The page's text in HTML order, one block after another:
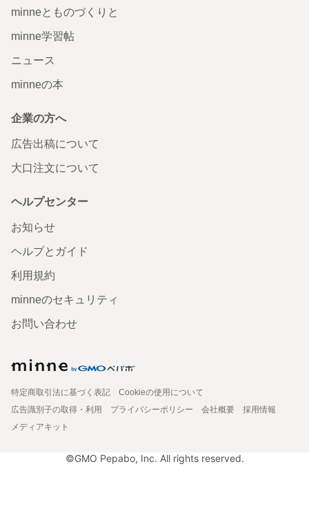
minneとものづくりと
minne学習帖
ニュース
minneの本
企業の方へ
広告出稿について
大口注文について
ヘルプセンター
お知らせ
ヘルプとガイド
利用規約
minneのセキュリティ
お問い合わせ
特定商取引法に基づく表記
Cookieの使用について
広告識別子の取得・利用
プライバシーポリシー 会社概要
採用情報
メディアキット
©GMO Pepabo, Inc. All rights reserved.